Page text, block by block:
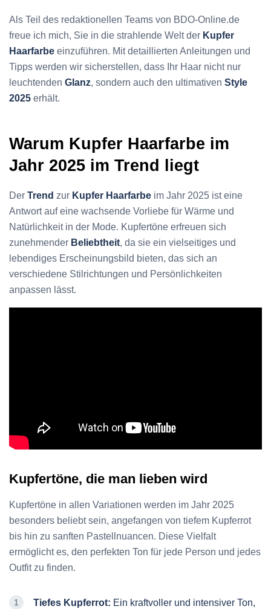
Als Teil des redaktionellen Teams von BDO-Online.de
freue ich mich, Sie in die strahlende Welt der Kupfer
Haarfarbe einzuführen. Mit detaillierten Anleitungen und
Tipps werden wir sicherstellen, dass Ihr Haar nicht nur
leuchtenden Glanz, sondern auch den ultimativen Style
2025 erhält.
Warum Kupfer Haarfarbe im
Jahr 2025 im Trend liegt
Der Trend zur Kupfer Haarfarbe im Jahr 2025 ist eine
Antwort auf eine wachsende Vorliebe für Wärme und
Natürlichkeit in der Mode. Kupfertöne erfreuen sich
zunehmender Beliebtheit, da sie ein vielseitiges und
lebendiges Erscheinungsbild bieten, das sich an
verschiedene Stilrichtungen und Persönlichkeiten
anpassen lässt.
Kupfertöne, die man lieben wird
Kupfertöne in allen Variationen werden im Jahr 2025
besonders beliebt sein, angefangen von tiefem Kupferrot
bis hin zu sanften Pastellnuancen. Diese Vielfalt
ermöglicht es, den perfekten Ton für jede Person und jedes
Outfit zu finden.
Tiefes Kupferrot: Ein kraftvoller und intensiver Ton,